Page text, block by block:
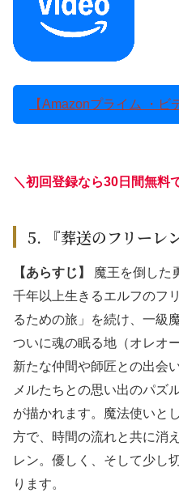
【Amazonプライム ・ビ
＼初回登録なら30日間無料
5. 『葬送のフリーレ
【あらすじ】
魔王を倒した
千年以上生きるエルフのフ
るための旅」を続け、一級
ついに魂の眠る地（オレオ
新たな仲間や師匠との出会
メルたちとの思い出のパズ
が描かれます。魔法使いと
方で、時間の流れと共に消
レン。優しく、そして少し
ります。